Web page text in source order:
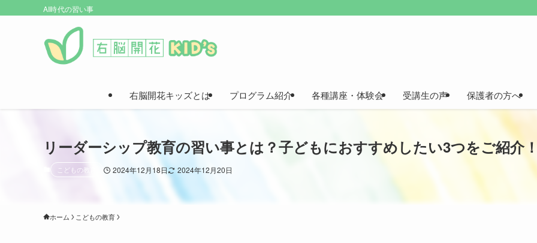
AI時代の習い事
右脳開花キッズとは プログラム紹介 各種講座・体験会 受講生の声 保護者の方へ
リーダーシップ教育の習い事とは？子どもにおすすめしたい3つをご紹介
こどもの教育 2024年12月18日 2024年12月20日
ホーム こどもの教育